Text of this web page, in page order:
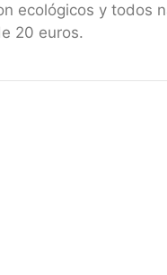
ecológicos y todos
20 euros.